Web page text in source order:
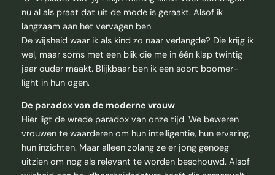
nu al als praat dat uit de mode is geraakt. Alsof ik
langzaam aan het vervagen ben.
De wijsheid waar ik als kind zo naar verlangde? Die krijg ik
wel, maar soms met een blik die me in één klap twintig
jaar ouder maakt. Blijkbaar ben ik een soort boomer-
light in hun ogen.
De paradox van de moderne vrouw
Hier ligt de wrede paradox van onze tijd. We beweren
vrouwen te waarderen om hun intelligentie, hun ervaring,
hun inzichten. Maar alleen zolang ze er jong genoeg
uitzien om nog als relevant te worden beschouwd. Alsof